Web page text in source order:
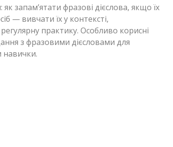
запам’ятати фразові дієслова, якщо їх
— вивчати їх у контексті,
практику. Особливо корисні
з фразовими дієсловами для
навички.